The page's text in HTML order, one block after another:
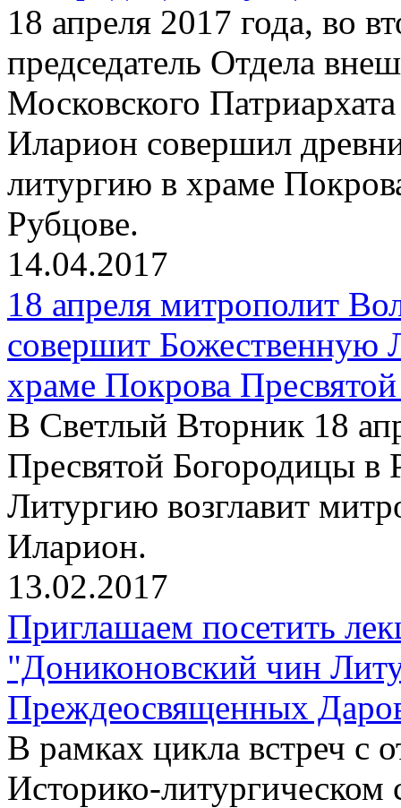
18 апреля 2017 года, во
председатель Отдела
Московского
Иларион совершил
литургию в храме
Рубцове.
14.04.2017
18 апреля митрополит
совершит Божественную
храме Покрова
В Светлый Вторник 18
Пресвятой Богородицы в
Литургию возглавит
Иларион.
13.02.2017
Приглашаем посетить
"Дониконовский чин
Преждеосвященных
В рамках цикла встреч
Историко-